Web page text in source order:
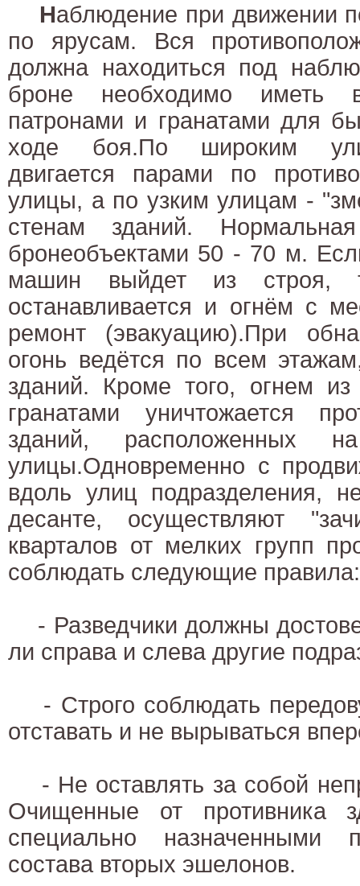
Наблюдение при движении
по ярусам. Вся
должна находиться под
броне необходимо иметь
патронами и гранатами для
ходе боя.По широким
двигается парами по
улицы, а по узким улицам -
стенам зданий.
бронеобъектами 50 - 70 м.
машин выйдет из строя,
останавливается и огнём с
ремонт (эвакуацию).При
огонь ведётся по всем
зданий. Кроме того, огнем из
гранатами уничтожается
зданий, расположенных
улицы.Одновременно с
вдоль улиц подразделения,
десанте, осуществляют
кварталов от мелких групп
соблюдать следующие правила:
- Разведчики должны
ли справа и слева другие
- Строго соблюдать
отставать и не вырываться
- Не оставлять за собой
Очищенные от противника
специально назначенными
состава вторых эшелонов.